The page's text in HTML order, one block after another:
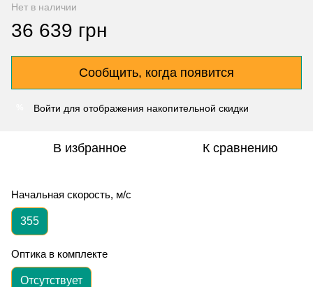
Нет в наличии
36 639 грн
Сообщить, когда появится
Войти для отображения накопительной скидки
В избранное К сравнению
Начальная скорость, м/с
355
Оптика в комплекте
Отсутствует